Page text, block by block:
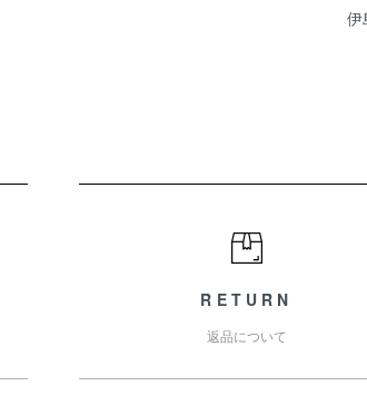
伊
RETURN
返品について